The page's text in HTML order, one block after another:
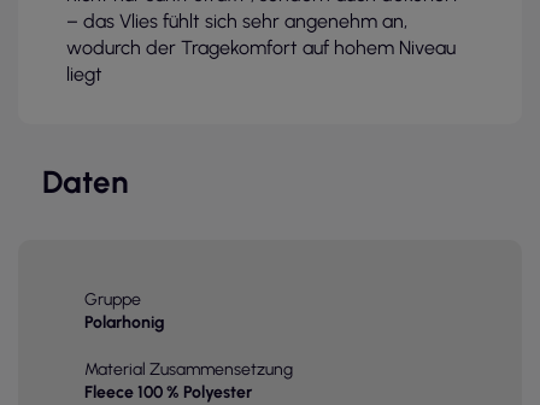
– das Vlies fühlt sich sehr angenehm an,
wodurch der Tragekomfort auf hohem Niveau
liegt
Daten
Gruppe
Polarhonig
Material Zusammensetzung
Fleece 100 % Polyester